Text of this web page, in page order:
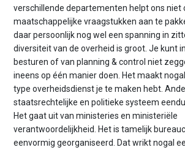
verschillende departementen helpt ons niet
maatschappelijke vraagstukken aan te
daar persoonlijk nog wel een spanning in
diversiteit van de overheid is groot. Je kunt
besturen of van planning & control niet
ineens op één manier doen. Het maakt
type overheidsdienst je te maken hebt.
staatsrechtelijke en politieke systeem
Het gaat uit van ministeries en ministeriële
verantwoordelijkheid. Het is tamelijk
eenvormig georganiseerd. Dat wrikt nogal